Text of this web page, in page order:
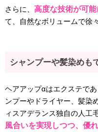
さらに、 高度な技術が可
て、自然なボリュームで徐
シャンプーや髪染めも
ヘアアップαはエクステで
ンプーやドライヤー、髪染
ィスアデランス独自の人工
風合いを実現しつつ、優